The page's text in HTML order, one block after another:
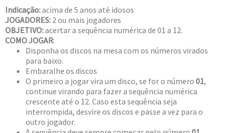
Indicação:acima de 5 anos até idosos
JOGADORES: 2 ou mais jogadores
OBJETIVO:acertar a sequência numérica de 01 a 12.
COMO JOGAR:
Disponha os discos na mesa com os números virados
para baixo.
Embaralhe os discos
O primeiro a jogar vira um disco, se for o número 01,
continue virando para fazer a sequência numérica
crescente até o 12. Caso esta sequência seja
interrompida, desvire os discos e passe a vez para o
outro jogador.